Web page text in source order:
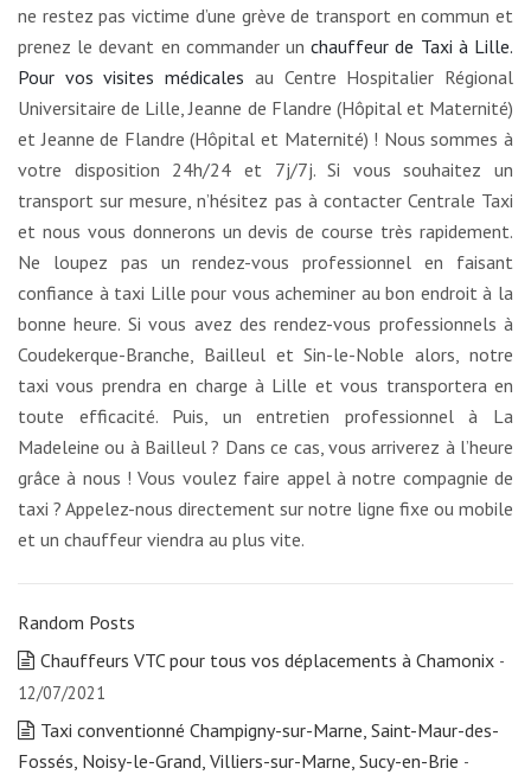
ne restez pas victime d’une grève de transport en commun et
prenez le devant en commander unchauffeur de Taxi à Lille.
Pour vos visites médicales au Centre Hospitalier Régional
Universitaire de Lille, Jeanne de Flandre (Hôpital et Maternité)
et Jeanne de Flandre (Hôpital et Maternité) ! Nous sommes à
votre disposition 24h/24 et 7j/7j. Si vous souhaitez un
transport sur mesure, n’hésitez pas à contacter Centrale Taxi
et nous vous donnerons un devis de course très rapidement.
Ne loupez pas un rendez-vous professionnel en faisant
confiance à taxi Lille pour vous acheminer au bon endroit à la
bonne heure. Si vous avez des rendez-vous professionnels à
Coudekerque-Branche, Bailleul et Sin-le-Noble alors, notre
taxi vous prendra en charge à Lille et vous transportera en
toute efficacité. Puis, un entretien professionnel à La
Madeleine ou à Bailleul ? Dans ce cas, vous arriverez à l’heure
grâce à nous ! Vous voulez faire appel à notre compagnie de
taxi ? Appelez-nous directement sur notre ligne fixe ou mobile
et un chauffeur viendra au plus vite.
Random Posts
Chauffeurs VTC pour tous vos déplacements à Chamonix -
12/07/2021
Taxi conventionné Champigny-sur-Marne, Saint-Maur-des-
Fossés, Noisy-le-Grand, Villiers-sur-Marne, Sucy-en-Brie -